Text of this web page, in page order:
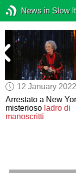
News in Slow
12 January 2022
Arrestato a New
misterioso ladro di
manoscritti